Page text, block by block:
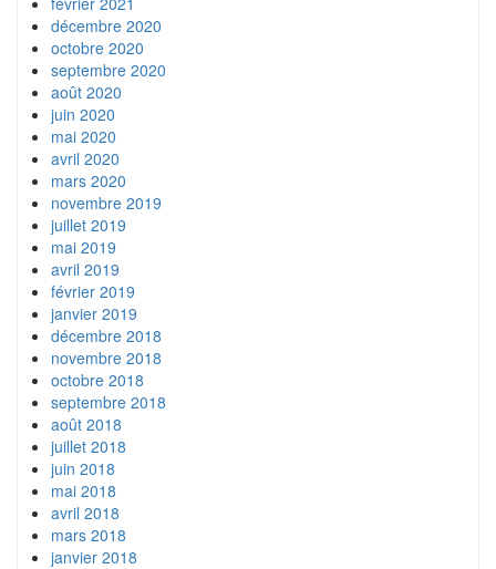
décembre 2020
octobre 2020
septembre 2020
août 2020
juin 2020
mai 2020
avril 2020
mars 2020
novembre 2019
juillet 2019
mai 2019
avril 2019
février 2019
janvier 2019
décembre 2018
novembre 2018
octobre 2018
septembre 2018
août 2018
juillet 2018
juin 2018
mai 2018
avril 2018
mars 2018
janvier 2018